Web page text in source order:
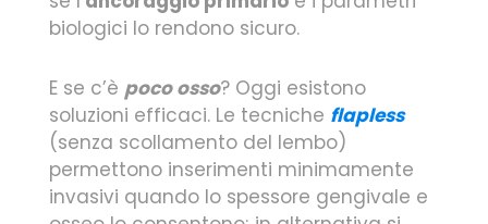
biologici lo rendono sicuro.
E se c’è poco osso? Oggi esistono
soluzioni efficaci. Le tecniche flapless
(senza scollamento del lembo)
permettono inserimenti minimamente
invasivi quando lo spessore gengivale e